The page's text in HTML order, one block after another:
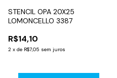
STENCIL OPA 20X25
LOMONCELLO 3387
R$14,10
2 x de R$7,05 sem juros